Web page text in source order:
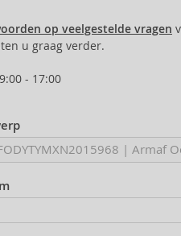
op veelgestelde vragen
u graag verder.
- 17:00